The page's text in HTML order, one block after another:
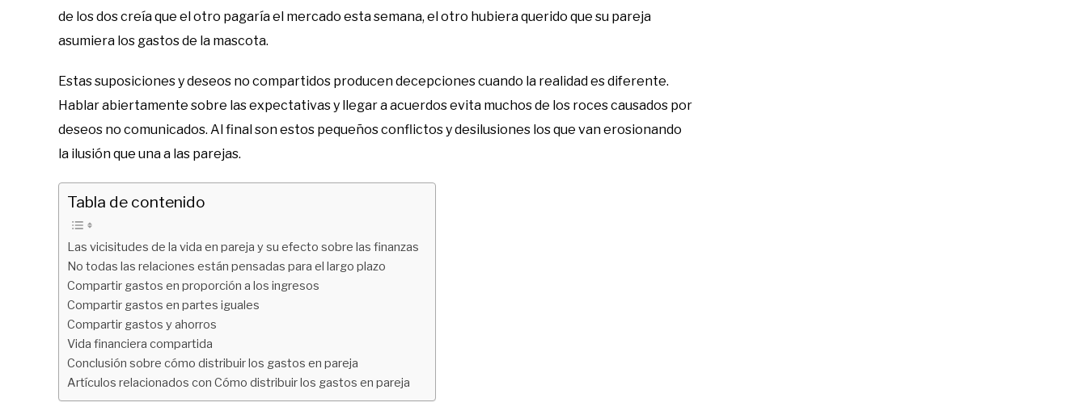
de los dos creía que el otro pagaría el mercado esta semana, el otro hubiera querido que su pareja
asumiera los gastos de la mascota.
Estas suposiciones y deseos no compartidos producen decepciones cuando la realidad es diferente.
Hablar abiertamente sobre las expectativas y llegar a acuerdos evita muchos de los roces causados por
deseos no comunicados. Al final son estos pequeños conflictos y desilusiones los que van erosionando
la ilusión que una a las parejas.
Tabla de contenido
Las vicisitudes de la vida en pareja y su efecto sobre las finanzas
No todas las relaciones están pensadas para el largo plazo
Compartir gastos en proporción a los ingresos
Compartir gastos en partes iguales
Compartir gastos y ahorros
Vida financiera compartida
Conclusión sobre cómo distribuir los gastos en pareja
Artículos relacionados con Cómo distribuir los gastos en pareja